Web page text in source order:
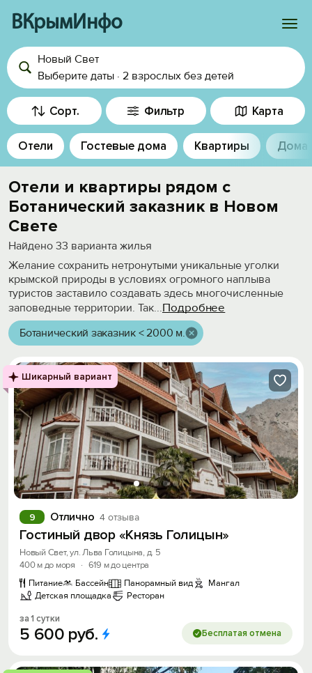
ВКрымИнфо
Войти
Избранное
История просмотра
Новый Свет
Выберите даты · 2 взрослых без детей
Сорт. Фильтр Карта
Отели Гостевые дома Квартиры Дома
Отели и квартиры рядом с
Ботанический заказник в Новом
Свете
Найдено 33 варианта жилья
Желание сохранить нетронутыми уникальные уголки
крымской природы в условиях огромного наплыва
туристов заставило создавать здесь многочисленные
заповедные территории. Так...Подробнее
Ботанический заказник < 2000 м.
Шикарный вариант
Отлично 4 отзыва
9
Гостиный двор «Князь Голицын»
Новый Свет, ул. Льва Голицына, д. 5
400 м до моря
· 619 м до центра
Питание
Бассейн Панорамный вид
Мангал
Детская площадка
Ресторан
за 1 сутки
5 600 руб. Бесплатая отмена